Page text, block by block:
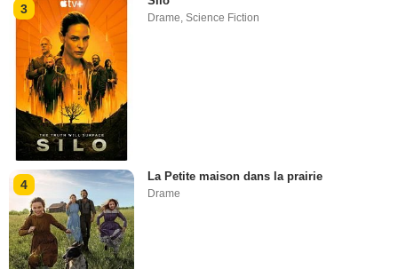
3
Drame ,Science Fiction
4
La Petite maison dans la prairie
Drame